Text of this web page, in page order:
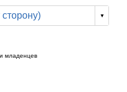
младенцев